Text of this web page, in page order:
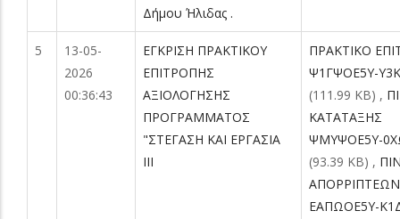
Δήμου Ήλιδας .
5
13-05-
2026
00:36:43
ΕΓΚΡΙΣΗ ΠΡΑΚΤΙΚΟΥ
ΕΠΙΤΡΟΠΗΣ
ΑΞΙΟΛΟΓΗΣΗΣ
ΠΡΟΓΡΑΜΜΑΤΟΣ
"ΣΤΕΓΑΣΗ ΚΑΙ ΕΡΓΑΣΙΑ
ΙΙΙ
ΠΡΑΚΤΙΚΟ
Ψ1ΓΨΟΕ5Υ-
(111.99 KB) ,
ΚΑΤΑΤΑΞΗΣ
ΨΜΥΨΟΕ5Υ-
(93.39 KB) ,
ΑΠΟΡΡΙΠΤΕΩΝ
ΕΑΠΩΟΕ5Υ-